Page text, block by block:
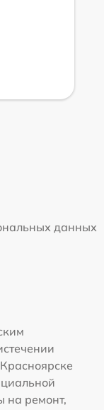
данных
на ремонт,